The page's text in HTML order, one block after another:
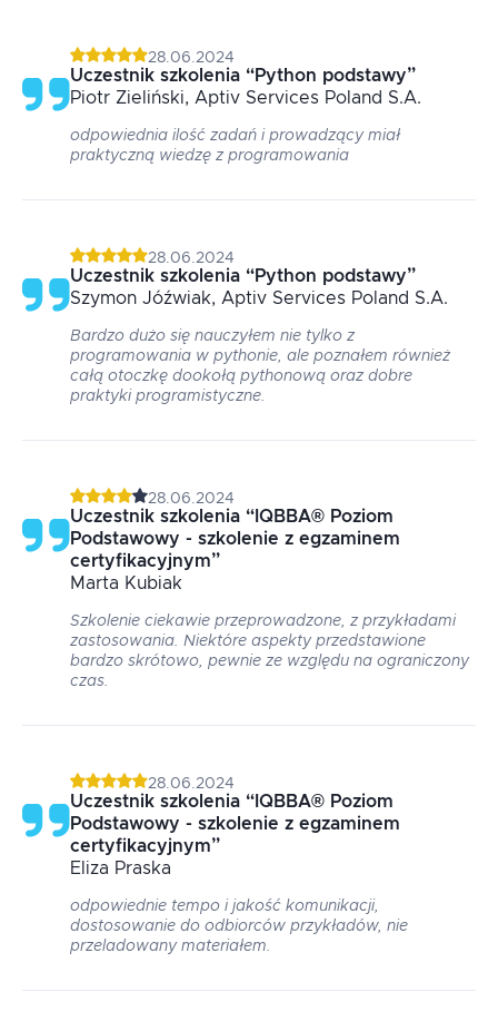
28.06.2024
Uczestnik szkolenia “Python podstawy”
Piotr Zieliński, Aptiv Services Poland S.A.
odpowiednia ilość zadań i prowadzący miał
praktyczną wiedzę z programowania
28.06.2024
Uczestnik szkolenia “Python podstawy”
Szymon Jóźwiak, Aptiv Services Poland S.A.
Bardzo dużo się nauczyłem nie tylko z
programowania w pythonie, ale poznałem również
całą otoczkę dookołą pythonową oraz dobre
praktyki programistyczne.
28.06.2024
Uczestnik szkolenia “ IQBBA® Poziom
Podstawowy - szkolenie z egzaminem
certyfikacyjnym”
Marta Kubiak
Szkolenie ciekawie przeprowadzone, z przykładami
zastosowania. Niektóre aspekty przedstawione
bardzo skrótowo, pewnie ze względu na ograniczony
czas.
28.06.2024
Uczestnik szkolenia “ IQBBA® Poziom
Podstawowy - szkolenie z egzaminem
certyfikacyjnym”
Eliza Praska
odpowiednie tempo i jakość komunikacji,
dostosowanie do odbiorców przykładów, nie
przeladowany materiałem.